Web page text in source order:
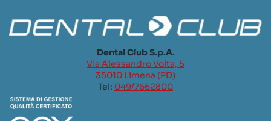
Dental Club S.p.A.
Via Alessandro Volta, 5
35010 Limena (PD)
Tel: 049/7662800